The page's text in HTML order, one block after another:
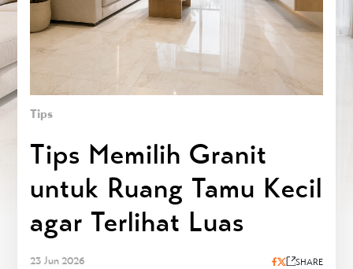
Tips
Tips Memilih Granit
untuk Ruang Tamu Kecil
agar Terlihat Luas
23 Jun 2026 SHARE